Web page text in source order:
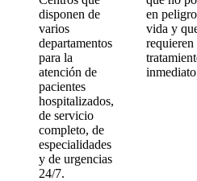
disponen de
varios
departamentos
para la
atención de
pacientes
hospitalizados,
de servicio
completo, de
especialidades
y de urgencias
24/7.
en
vida y
requieren